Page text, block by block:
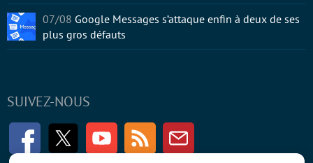
SUIVEZ-NOUS
FacebookTwitter Youtube RSS Newsletter
07/08 Google Messages s’attaque enfin à deux de ses
plus gros défauts